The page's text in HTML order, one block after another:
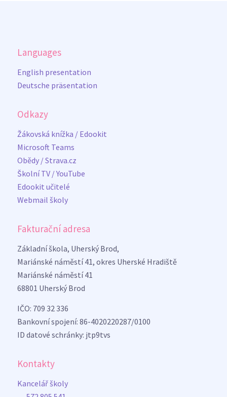
Languages
English presentation
Deutsche präsentation
Odkazy
Žákovská knížka / Edookit
Microsoft Teams
Obědy / Strava.cz
Školní TV / YouTube
Edookit učitelé
Webmail školy
Fakturační adresa
Základní škola, Uherský Brod,
Mariánské náměstí 41, okres Uherské Hradiště
Mariánské náměstí 41
68801 Uherský Brod
IČO: 709 32 336
Bankovní spojení: 86-4020220287/0100
ID datové schránky: jtp9tvs
Kontakty
Kancelář školy